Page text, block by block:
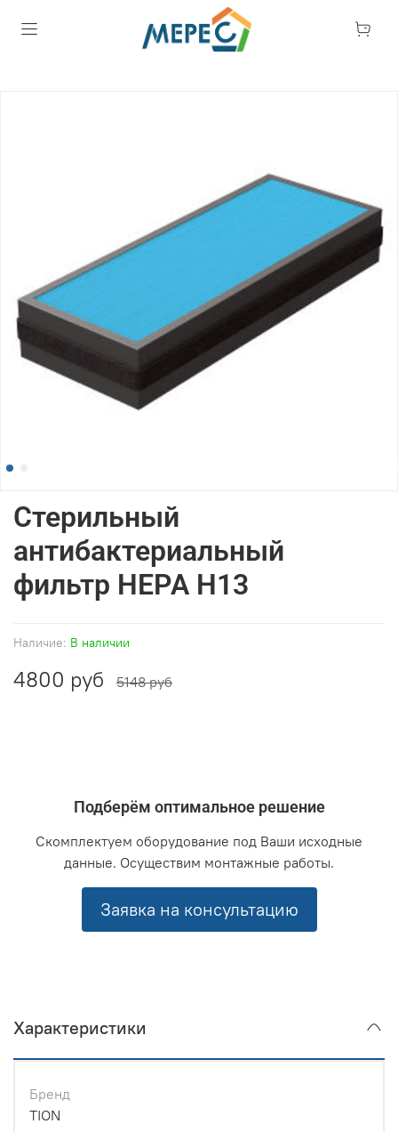
Наличие: В наличии
Стерильный
антибактериальный
фильтр HEPA H13
4800 руб 5148 руб
Подберём оптимальное решение
Скомплектуем оборудование под Ваши исходные
данные. Осуществим монтажные работы.
Заявка на консультацию
Характеристики
Бренд
TION